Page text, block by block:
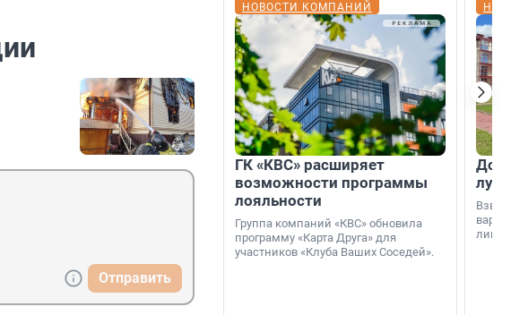
Отправить
НОВОСТИ КОМПАНИЙ
ГК «КВС» расширяет
возможности программы
лояльности
Группа компаний «КВС» обновила
программу «Карта Друга» для
участников «Клуба Ваших Соседей».
Дом
лучше
лишнего